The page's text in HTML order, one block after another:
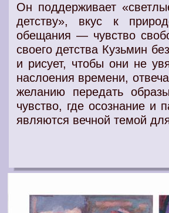
Он поддерживает
детству», вкус к
обещания — чувство
своего детства Кузьмин
и рисует, чтобы они не
наслоения времени,
желанию передать
чувство, где осознание и
являются вечной темой